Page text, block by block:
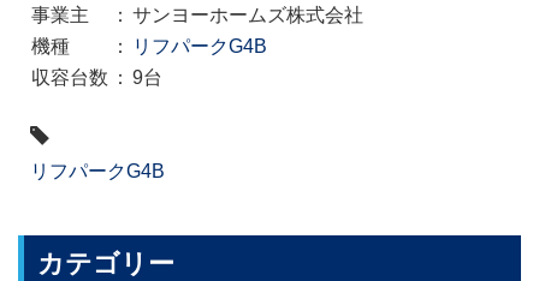
事業主
： サンヨーホームズ株式会社
機種
：
リフパークG4B
収容台数 ： 9台
タ
グ
リフパークG4B
カテゴリー